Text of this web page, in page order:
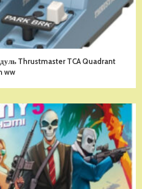
Thrustmaster TCA Quadrant
ww